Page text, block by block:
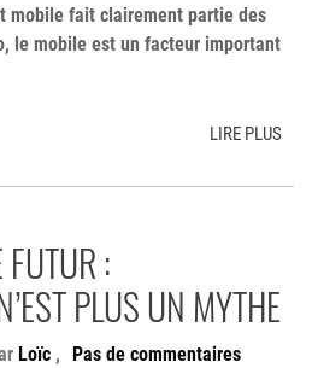
mobile fait clairement partie des
le mobile est un facteur important
LIRE PLUS
FUTUR :
PLUS UN MYTHE
Loïc , Pas de commentaires